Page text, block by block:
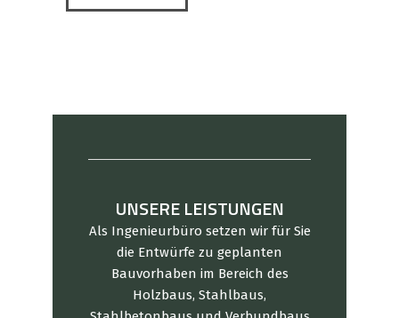
UNSERE LEISTUNGEN
Als Ingenieurbüro setzen wir für Sie
die Entwürfe zu geplanten
Bauvorhaben im Bereich des
Holzbaus, Stahlbaus,